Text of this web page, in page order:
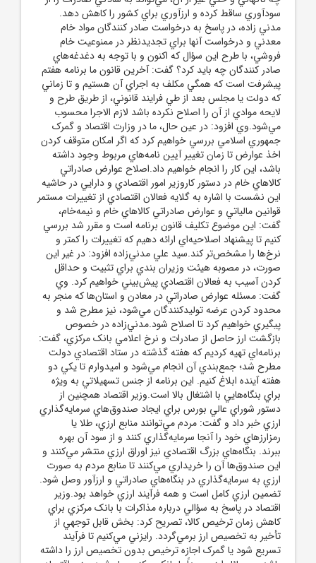
سودآوري ساقط کرده و ارزآوري براي کشور را کاهش دهد.
مدني زاده، در پاسخ به درخواست صادر کنندگان مواد خام
معدني و درخواست آنها براي تجديدنظر در ممنوعيت خام
فروشي، با طرح اين سؤال که اکنون و با توجه به دغدغه‌هاي
صادر کنندگان چه بايد کرد؟ گفت: آخرين قانون ما برنامه هفتم
پيشرفت است که همگي مکلف به اجراي آن هستيم و تا زماني
که دولت يا مجلس بعد از طي فرايند قانوني، از طريق طرح و
لايحه موادي از آن را اصلاح نکرده باشد لازم الاجرا محسوب
مي‌شود.وي افزود: در عين حال، ما در وزارت اقتصاد و گمرک
جمهوري اسلامي بررسي خواهيم کرد که اگر امکان متوقف کردن
اخذ عوارض تا زمان تغيير آيين نامه‌هاي مربوط وجود داشته
باشد، اين کار را انجام خواهيم داد.اصلاح عوارض صادراتي
کالاهاي خام در دستور کاروزير امور اقتصادي و دارايي در حاشيه
اين نشست با اشاره به گلايه فعالان اقتصادي از تغييرات مستمر
قوانين مالياتي و عوارض صادراتي کالاهاي خام و نيمه‌خام،
گفت: اين موضوع تکليف قانون برنامه است و مقرر شد بررسي
کنيم تا پيشنهاد اصلاحيه‌اي ارائه دهيم که تغييرات را کمتر و
نرخ‌ها را مشخص‌تر کند.سيد علي مدني‌زاده افزود: در غير اين
صورت، در مصوبه هيئت وزيران بندي براي تثبيت و حداقل
کردن آسيب به فعالان اقتصادي پيش‌بيني خواهيم کرد. وي
گفت: مسئله عوارض صادراتي در معادن و استان‌ها که منجر به
محدود کردن عرضه توليدکنندگان مي‌شود، نيز مطرح شد و
پيگيري خواهيم کرد تا اصلاح شود.مدني‌زاده در خصوص
بازگشت ارز حاصل از صادرات و نرخ اعلامي بانک مرکزي، گفت:
برنامه‌اي تهيه کرديم که هفته گذشته در ستاد اقتصادي دولت
مطرح شد؛ جمع‌بندي آن انجام مي‌شود و اميدوارم تا يکي دو
هفته آينده ابلاغ کنيم. اين برنامه از جنس تسهيلاتي به ويژه
براي بنگاه‌هايي با اشتغال بالا است.وزير اقتصاد همچنين از
دستور شوراي عالي بورس براي ايجاد صندوق‌هاي سرمايه‌گذاري
ارزي خبر داد و گفت: مردم مي‌توانند منابع ارزي، طلا يا
رمزارزهاي خود را آنجا سرمايه‌گذاري کنند و از سود آن بهره
ببرند. بنگاه‌هاي بزرگ اقتصادي نيز اوراق ارزي منتشر مي‌کنند و
اين صندوق‌ها آن را خريداري مي‌کنند تا منابع مردم به صورت
ارزي به سرمايه‌گذاري در بنگاه‌هاي صادراتي و ارزآور وصل شود.
تضمين ارزي کامل است و همه فرآيند ارزي خواهد بود.وزير
اقتصاد در پاسخ به سؤالي درباره مذاکرات با بانک مرکزي براي
کاهش زمان ترخيص کالا، تصريح کرد: بخش قابل توجهي از
تأخير به تخصيص ارز برمي‌گردد. رايزني مي‌کنيم تا فرآيند
تسريع شود يا گمرک اجازه ترخيص بدون تخصيص ارز را داشته